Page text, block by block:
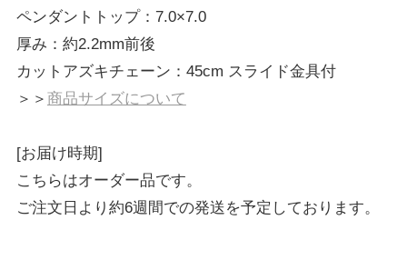
ペンダントトップ：7.0×7.0
厚み：約2.2mm前後
カットアズキチェーン：45cm スライド金具付
＞＞ 商品サイズについて
[お届け時期]
こちらはオーダー品です。
ご注文日より約6週間での発送を予定しております。